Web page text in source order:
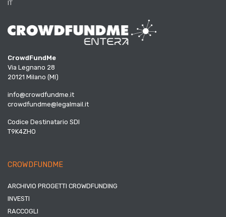
IT
CrowdFundMe
Via Legnano 28
20121 Milano (MI)
info@crowdfundme.it
crowdfundme@legalmail.it
Codice Destinatario SDI
T9K4ZHO
CROWDFUNDME
ARCHIVIO PROGETTI CROWDFUNDING
INVESTI
RACCOGLI